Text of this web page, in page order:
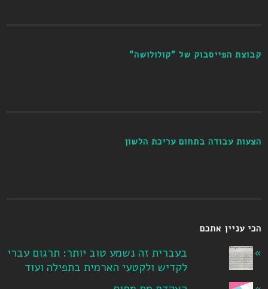
קבוצת הפייסבוק של "קולולושה"
הצעות עבודה בתחום עריכת הלשון
הכי עניין אתכם
בעברית זה נשמע טוב יותר: תרגום עברי
לקדיש ולקטעי הארמית בתפילה ועוד